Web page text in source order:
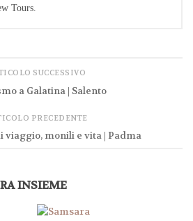
Tours.
SUCCESSIVO
a Galatina | Salento
PRECEDENTE
viaggio, monili e vita | Padma
INSIEME